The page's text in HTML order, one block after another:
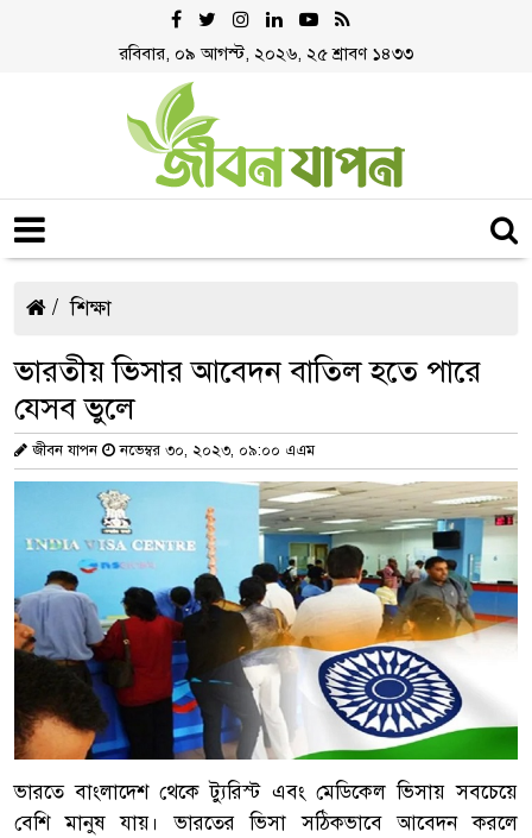
রবিবার, ০৯ আগস্ট, ২০২৬, ২৫ শ্রাবণ ১৪৩৩
শিক্ষা
ভারতীয় ভিসার আবেদন বাতিল হতে পারে
যেসব ভুলে
জীবন যাপন নভেম্বর ৩০, ২০২৩, ০৯:০০ এএম
ভারতে বাংলাদেশ থেকে ট্যুরিস্ট এবং মেডিকেল ভিসায় সবচেয়ে
বেশি মানুষ যায়। ভারতের ভিসা সঠিকভাবে আবেদন করলে